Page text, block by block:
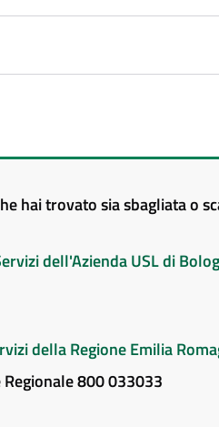
hai trovato sia sbagliata o
dell'Azienda USL di
della Regione Emilia
800 033033